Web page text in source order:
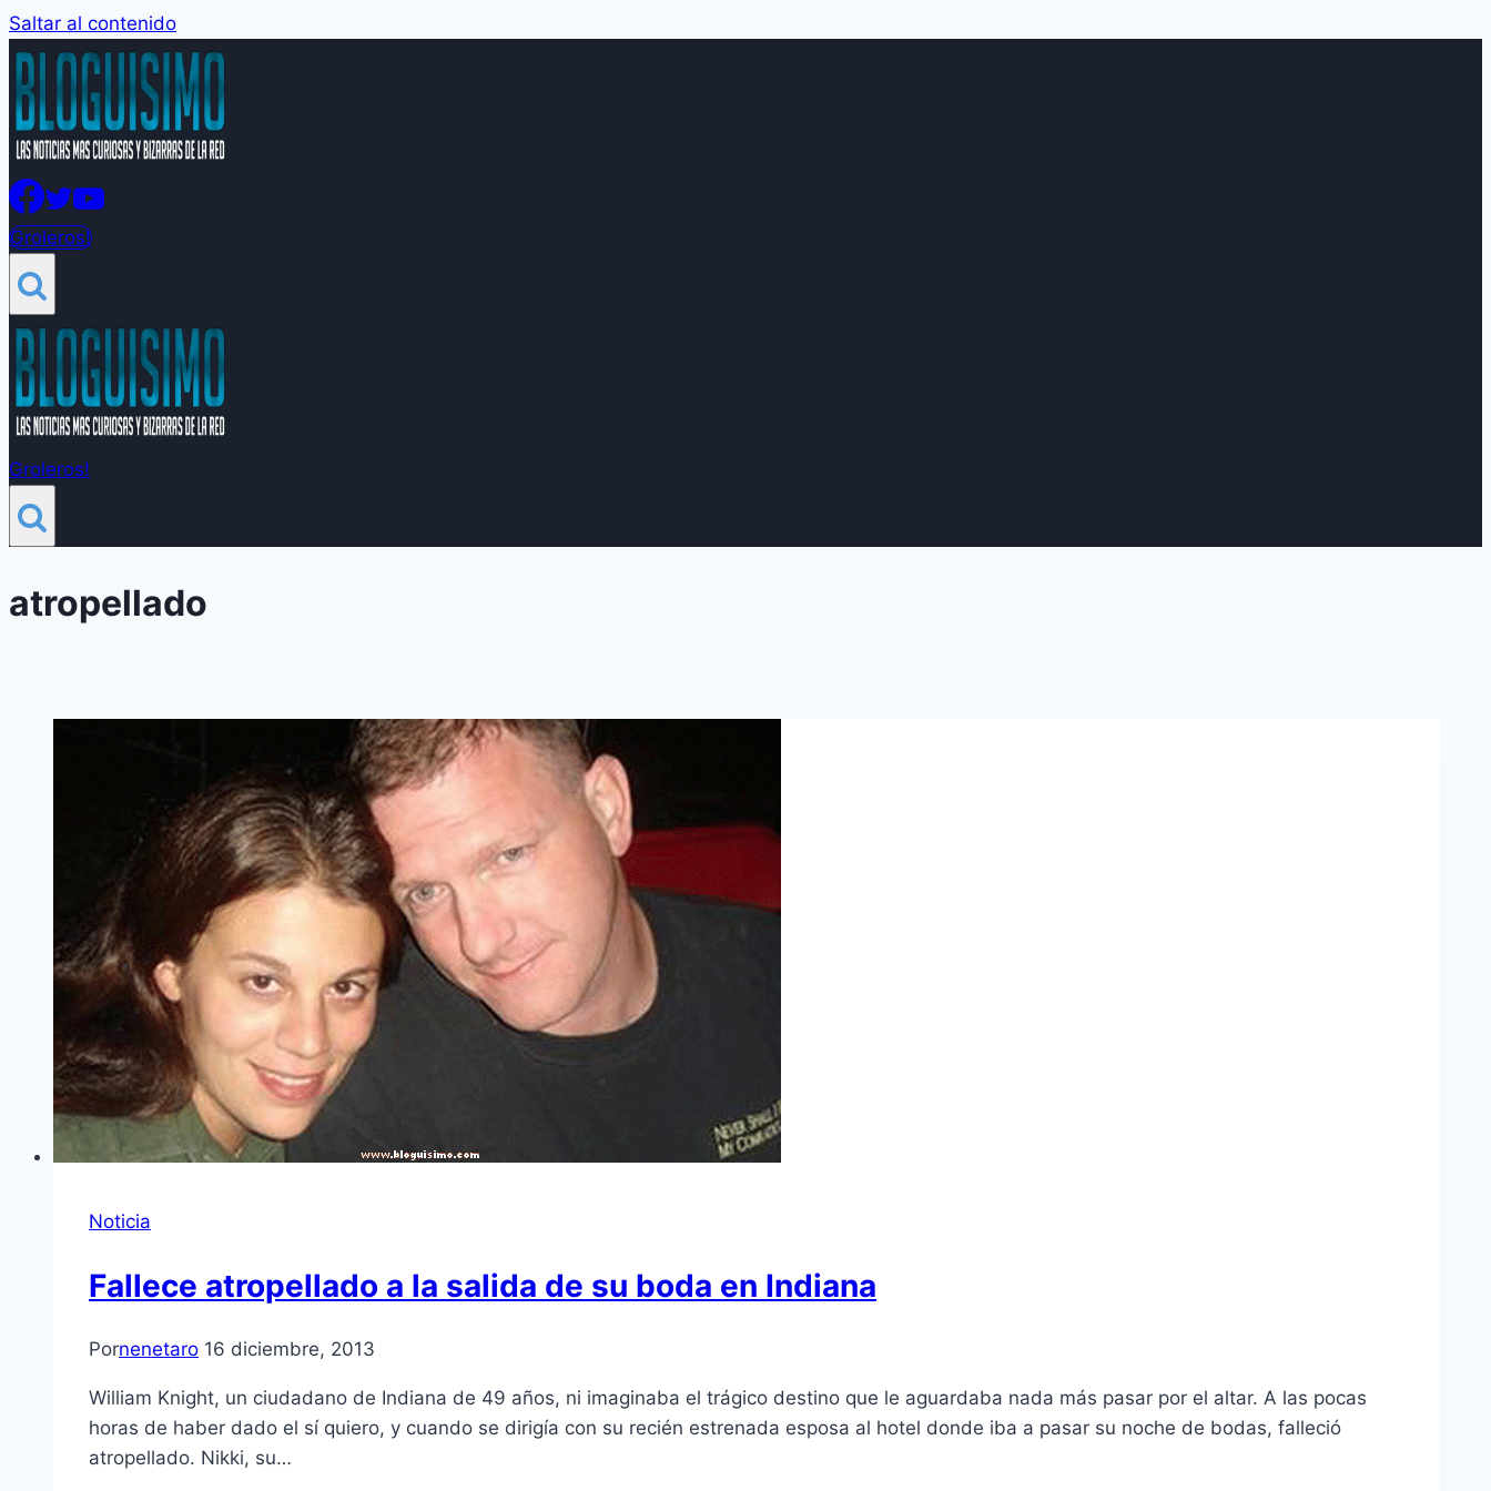
Saltar al contenido
Groleros!
Groleros!
atropellado
Noticia
Fallece atropellado a la salida de su boda en Indiana
Pornenetaro 16 diciembre, 2013
William Knight, un ciudadano de Indiana de 49 años, ni imaginaba el trágico destino que le aguardaba nada más pasar por el altar. A las pocas
horas de haber dado el sí quiero, y cuando se dirigía con su recién estrenada esposa al hotel donde iba a pasar su noche de bodas, falleció
atropellado. Nikki, su…